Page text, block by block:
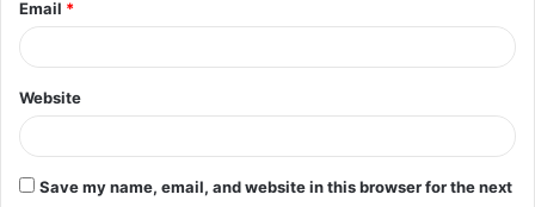
Email *
Website
Save my name, email, and website in this browser for the next